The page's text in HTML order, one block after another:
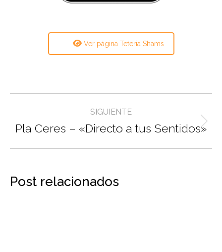
Ver página Teteria Shams
Navegación
entre
proyectos
SIGUIENTE
Proyecto
Pla Ceres – «Directo a tus Sentidos»
Post relacionados